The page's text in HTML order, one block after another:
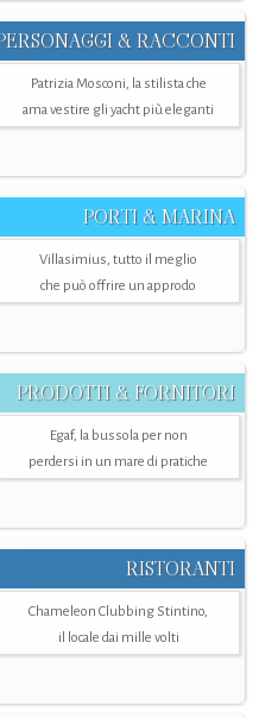
& RACCONTI
Patrizia Mosconi, la stilista che
ama vestire gli yacht più eleganti
PORTI & MARINA
Villasimius, tutto il meglio
che può offrire un approdo
PRODOTTI & FORNITORI
Egaf, la bussola per non
perdersi in un mare di pratiche
RISTORANTI
Chameleon Clubbing Stintino,
il locale dai mille volti